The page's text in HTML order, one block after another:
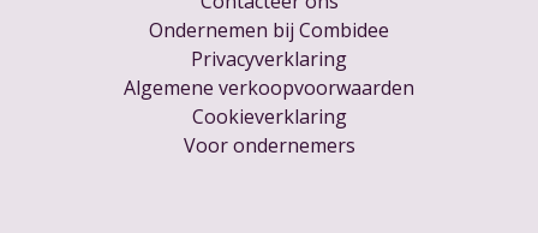
Ondernemen bij Combidee
Privacyverklaring
Algemene verkoopvoorwaarden
Cookieverklaring
Voor ondernemers